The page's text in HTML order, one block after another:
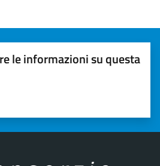
le informazioni su questa
stelle su 5
su 5
5